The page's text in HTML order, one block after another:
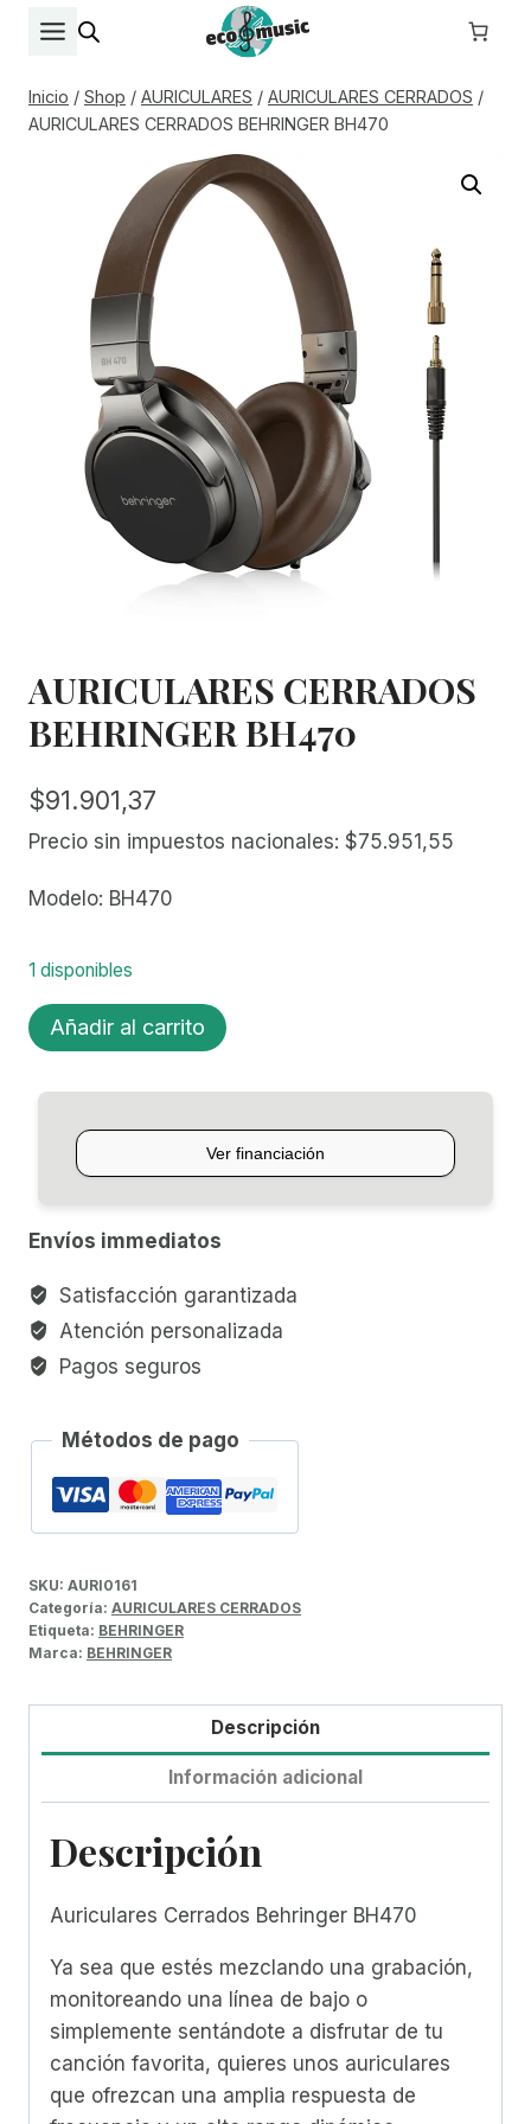
Inicio / Shop / AURICULARES / AURICULARES CERRADOS /
AURICULARES CERRADOS BEHRINGER BH470
AURICULARES CERRADOS
BEHRINGER BH470
$91.901,37
Precio sin impuestos nacionales: $75.951,55
Modelo: BH470
1 disponibles
AURICULARES
CERRADOS
cantidad
Añadir al carrito
Envíos immediatos
Satisfacción garantizada
Atención personalizada
Pagos seguros
Métodos de pago
SKU: AURI0161
Categoría: AURICULARES CERRADOS
Etiqueta: BEHRINGER
Marca: BEHRINGER
Descripción
Información adicional
Descripción
Auriculares Cerrados Behringer BH470
Ya sea que estés mezclando una grabación,
monitoreando una línea de bajo o
simplemente sentándote a disfrutar de tu
canción favorita, quieres unos auriculares
que ofrezcan una amplia respuesta de